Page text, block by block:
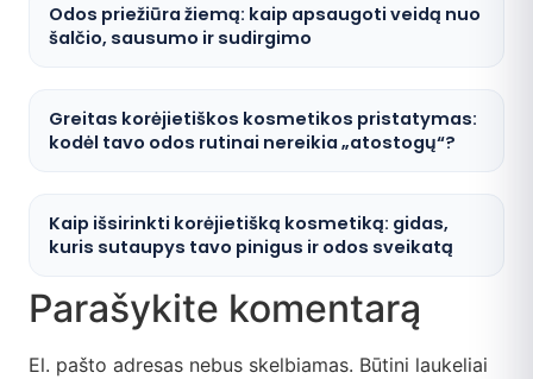
Odos priežiūra žiemą: kaip apsaugoti veidą nuo
šalčio, sausumo ir sudirgimo
Greitas korėjietiškos kosmetikos pristatymas:
kodėl tavo odos rutinai nereikia „atostogų“?
Kaip išsirinkti korėjietišką kosmetiką: gidas,
kuris sutaupys tavo pinigus ir odos sveikatą
Parašykite komentarą
El. pašto adresas nebus skelbiamas. Būtini laukeliai